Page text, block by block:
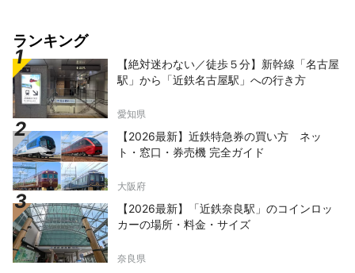
ランキング
【絶対迷わない／徒歩５分】新幹線「名古屋
駅」から「近鉄名古屋駅」への行き方
愛知県
【2026最新】近鉄特急券の買い方 ネッ
ト・窓口・券売機 完全ガイド
大阪府
【2026最新】「近鉄奈良駅」のコインロッ
カーの場所・料金・サイズ
奈良県